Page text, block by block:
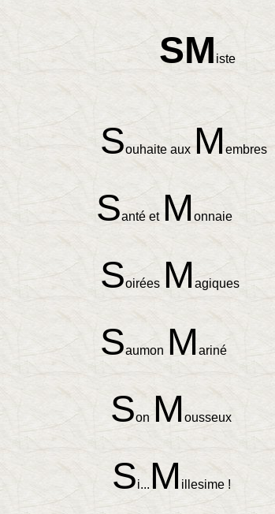
SM iste
Souhaite aux Membres
Santé et M onnaie
Soirées M agiques
Saumon Mariné
Son M ousseux
Si... M illesime !